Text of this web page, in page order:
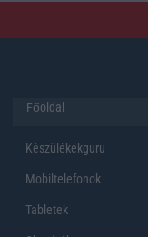
Főoldal
Készülékekguru
Mobiltelefonok
Tabletek